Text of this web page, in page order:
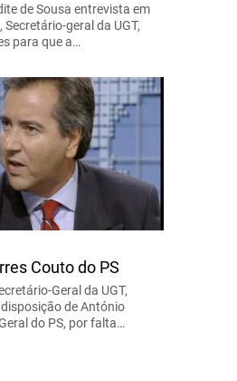
de Sousa entrevista em
geral da UGT,
para que a…
Couto do PS
Geral da UGT,
de António
do PS, por falta…